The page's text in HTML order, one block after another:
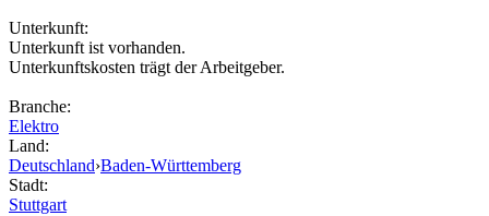
Unterkunft:
Unterkunft ist vorhanden.
Unterkunftskosten trägt der Arbeitgeber.
Branche:
Elektro
Land:
Deutschland›Baden-Württemberg
Stadt:
Stuttgart